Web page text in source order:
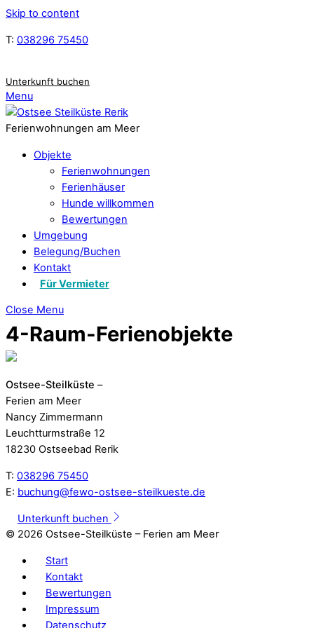
Skip to content
T: 038296 75450
Unterkunft buchen
Menu
Ferienwohnungen am Meer
Objekte
Ferienwohnungen
Ferienhäuser
Hunde willkommen
Bewertungen
Umgebung
Belegung/Buchen
Kontakt
Für Vermieter
Close Menu
4-Raum-Ferienobjekte
Ostsee-Steilküste –
Ferien am Meer
Nancy Zimmermann
Leuchtturmstraße 12
18230 Ostseebad Rerik
T: 038296 75450
E: buchung@fewo-ostsee-steilkueste.de
Unterkunft buchen
© 2026 Ostsee-Steilküste – Ferien am Meer
Start
Kontakt
Bewertungen
Impressum
Datenschutz